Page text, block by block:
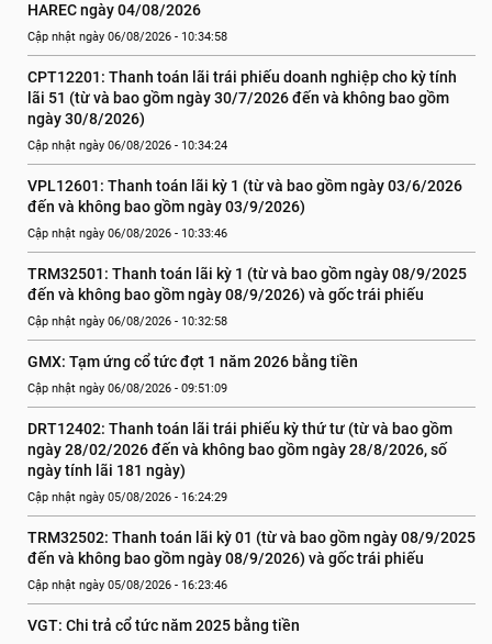
HAREC ngày 04/08/2026
Cập nhật ngày 06/08/2026 - 10:34:58
CPT12201: Thanh toán lãi trái phiếu doanh nghiệp cho kỳ tính
lãi 51 (từ và bao gồm ngày 30/7/2026 đến và không bao gồm
ngày 30/8/2026)
Cập nhật ngày 06/08/2026 - 10:34:24
VPL12601: Thanh toán lãi kỳ 1 (từ và bao gồm ngày 03/6/2026
đến và không bao gồm ngày 03/9/2026)
Cập nhật ngày 06/08/2026 - 10:33:46
TRM32501: Thanh toán lãi kỳ 1 (từ và bao gồm ngày 08/9/2025
đến và không bao gồm ngày 08/9/2026) và gốc trái phiếu
Cập nhật ngày 06/08/2026 - 10:32:58
GMX: Tạm ứng cổ tức đợt 1 năm 2026 bằng tiền
Cập nhật ngày 06/08/2026 - 09:51:09
DRT12402: Thanh toán lãi trái phiếu kỳ thứ tư (từ và bao gồm
ngày 28/02/2026 đến và không bao gồm ngày 28/8/2026, số
ngày tính lãi 181 ngày)
Cập nhật ngày 05/08/2026 - 16:24:29
TRM32502: Thanh toán lãi kỳ 01 (từ và bao gồm ngày 08/9/2025
đến và không bao gồm ngày 08/9/2026) và gốc trái phiếu
Cập nhật ngày 05/08/2026 - 16:23:46
VGT: Chi trả cổ tức năm 2025 bằng tiền